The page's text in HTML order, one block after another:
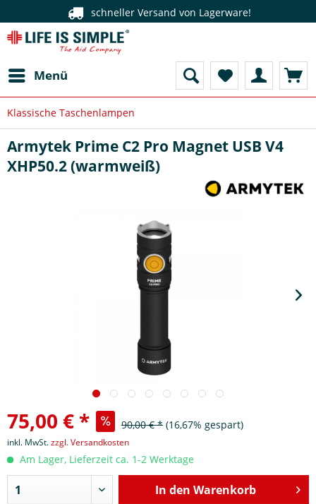
schneller Versand von Lagerware!
Menü
Klassische Taschenlampen
Armytek Prime C2 Pro Magnet USB V4
XHP50.2 (warmweiß)
75,00 € * 90,00 € * (16,67% gespart)
inkl. MwSt.zzgl. Versandkosten
Am Lager, Lieferzeit ca. 1-2 Werktage
In den Warenkorb